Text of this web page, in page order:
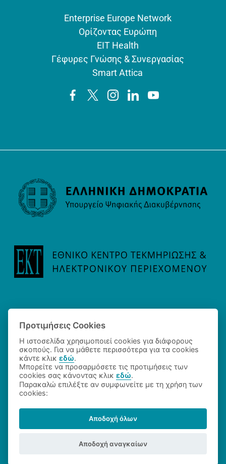
Enterprise Europe Network
Ορίζοντας Ευρώπη
EIT Health
Γέφυρες Γνώσης & Συνεργασίας
Smart Attica
©2026 Εθνικό Κέντρο Τεκμηρίωσης και Ηλεκτρονικού
Περιεχομένου
Πνευματικών Δικαιωμάτων
Προτιμήσεις Cookies
Η ιστοσελίδα χρησιμοποιεί cookies για διάφορους
σκοπούς. Για να μάθετε περισσότερα για τα cookies
κάντε κλικεδώ.
Μπορείτε να προσαρμόσετε τις προτιμήσεις των
cookies σας κάνοντας κλικεδώ.
Παρακαλώ επιλέξτε αν συμφωνείτε με τη χρήση των
cookies:
Αποδοχή όλων
Αποδοχή αναγκαίων